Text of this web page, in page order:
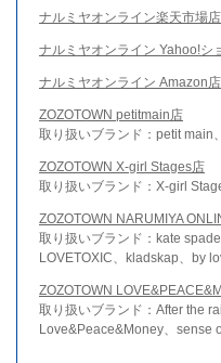
ナルミヤオンライン楽天市場店
ナルミヤオンライン Yahoo!シ
ナルミヤオンライン Amazon店
ZOZOTOWN petitmain店
取り扱いブランド：petit main
ZOZOTOWN X-girl Stages店
取り扱いブランド：X-girl
ZOZOTOWN NARUMIYA
取り扱いブランド：kate
LOVETOXIC、kladskap、by
ZOZOTOWN
取り扱いブランド：After the
Love&Peace&Money、sense